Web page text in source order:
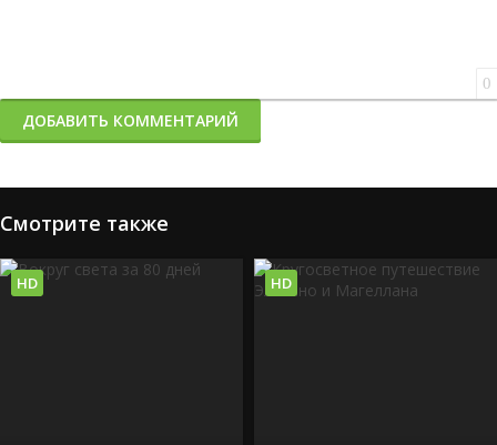
0
ДОБАВИТЬ КОММЕНТАРИЙ
Смотрите также
HD HD